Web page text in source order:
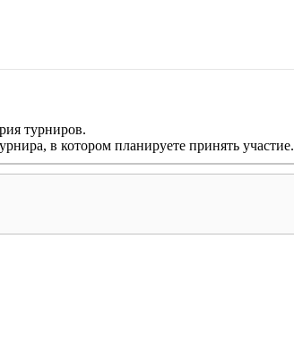
турниров.
в котором планируете принять участие.